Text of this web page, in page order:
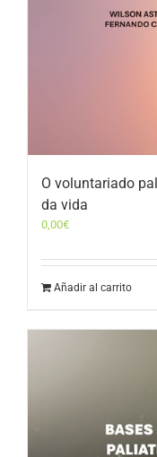
O voluntariado
da vida
0,00€
Añadir al carrito